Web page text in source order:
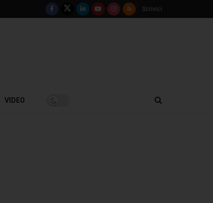
Scrivici
VIDEO